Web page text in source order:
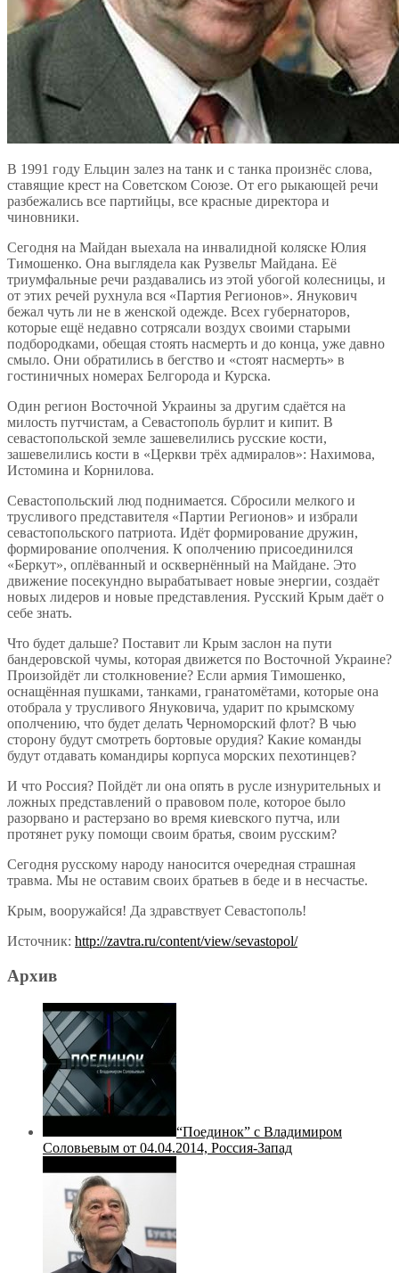
В 1991 году Ельцин залез на танк и с танка произнёс слова,
ставящие крест на Советском Союзе. От его рыкающей речи
разбежались все партийцы, все красные директора и
чиновники.
Сегодня на Майдан выехала на инвалидной коляске Юлия
Тимошенко. Она выглядела как Рузвельт Майдана. Её
триумфальные речи раздавались из этой убогой колесницы, и
от этих речей рухнула вся «Партия Регионов». Янукович
бежал чуть ли не в женской одежде. Всех губернаторов,
которые ещё недавно сотрясали воздух своими старыми
подбородками, обещая стоять насмерть и до конца, уже давно
смыло. Они обратились в бегство и «стоят насмерть» в
гостиничных номерах Белгорода и Курска.
Один регион Восточной Украины за другим сдаётся на
милость путчистам, а Севастополь бурлит и кипит. В
севастопольской земле зашевелились русские кости,
зашевелились кости в «Церкви трёх адмиралов»: Нахимова,
Истомина и Корнилова.
Севастопольский люд поднимается. Сбросили мелкого и
трусливого представителя «Партии Регионов» и избрали
севастопольского патриота. Идёт формирование дружин,
формирование ополчения. К ополчению присоединился
«Беркут», оплёванный и осквернённый на Майдане. Это
движение посекундно вырабатывает новые энергии, создаёт
новых лидеров и новые представления. Русский Крым даёт о
себе знать.
Что будет дальше? Поставит ли Крым заслон на пути
бандеровской чумы, которая движется по Восточной Украине?
Произойдёт ли столкновение? Если армия Тимошенко,
оснащённая пушками, танками, гранатомётами, которые она
отобрала у трусливого Януковича, ударит по крымскому
ополчению, что будет делать Черноморский флот? В чью
сторону будут смотреть бортовые орудия? Какие команды
будут отдавать командиры корпуса морских пехотинцев?
И что Россия? Пойдёт ли она опять в русле изнурительных и
ложных представлений о правовом поле, которое было
разорвано и растерзано во время киевского путча, или
протянет руку помощи своим братья, своим русским?
Сегодня русскому народу наносится очередная страшная
травма. Мы не оставим своих братьев в беде и в несчастье.
Крым, вооружайся! Да здравствует Севастополь!
Источник: http://zavtra.ru/content/view/sevastopol/
Архив
“Поединок” с Владимиром
Соловьевым от 04.04.2014, Россия-Запад